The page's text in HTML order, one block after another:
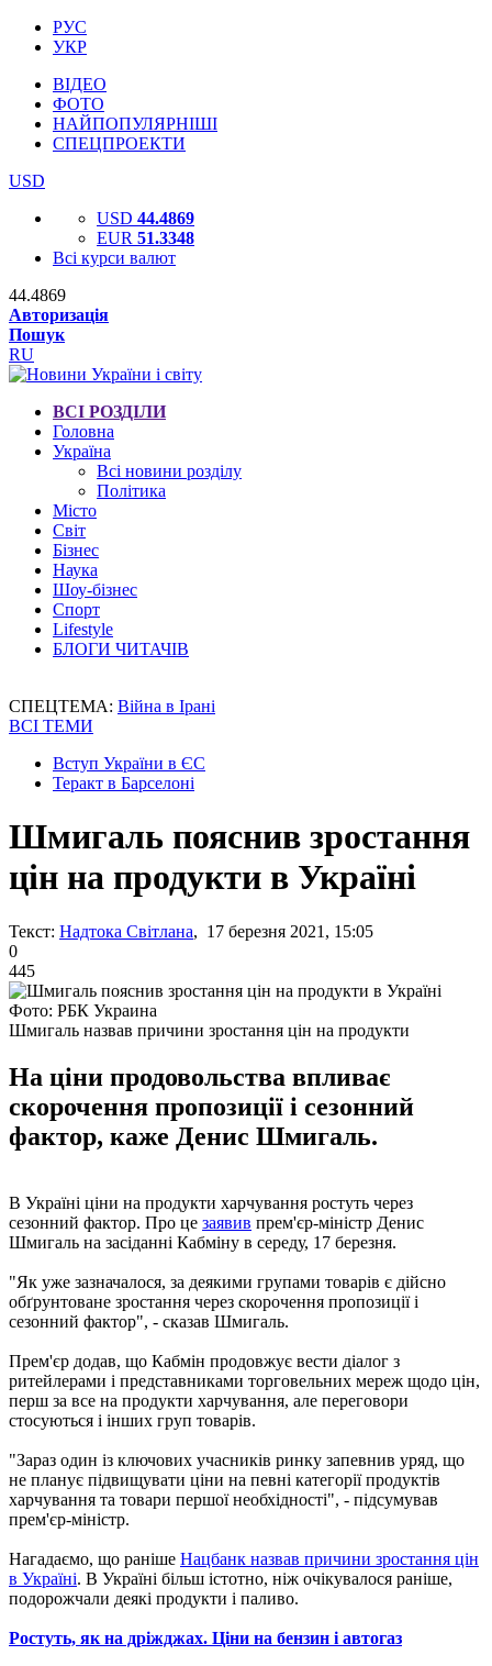
РУС
УКР
ВІДЕО
ФОТО
НАЙПОПУЛЯРНІШІ
СПЕЦПРОЕКТИ
USD
USD 44.4869
EUR 51.3348
Всі курси валют
44.4869
Авторизація
Пошук
RU
ВСІ РОЗДІЛИ
Головна
Україна
Всі новини розділу
Політика
Місто
Світ
Бізнес
Наука
Шоу-бізнес
Спорт
Lifestyle
БЛОГИ ЧИТАЧІВ
СПЕЦТЕМА: Війна в Ірані
ВСІ ТЕМИ
Вступ України в ЄС
Теракт в Барселоні
Шмигаль пояснив зростання
цін на продукти в Україні
Текст: Надтока Світлана, 17 березня 2021, 15:05
0
445
Фото: РБК Украина
Шмигаль назвав причини зростання цін на продукти
На ціни продовольства впливає
скорочення пропозиції і сезонний
фактор, каже Денис Шмигаль.
В Україні ціни на продукти харчування ростуть через
сезонний фактор. Про це заявив прем'єр-міністр Денис
Шмигаль на засіданні Кабміну в середу, 17 березня.
"Як уже зазначалося, за деякими групами товарів є дійсно
обґрунтоване зростання через скорочення пропозиції і
сезонний фактор", - сказав Шмигаль.
Прем'єр додав, що Кабмін продовжує вести діалог з
ритейлерами і представниками торговельних мереж щодо цін,
перш за все на продукти харчування, але переговори
стосуються і інших груп товарів.
"Зараз один із ключових учасників ринку запевнив уряд, що
не планує підвищувати ціни на певні категорії продуктів
харчування та товари першої необхідності", - підсумував
прем'єр-міністр.
Нагадаємо, що раніше Нацбанк назвав причини зростання цін
в Україні. В Україні більш істотно, ніж очікувалося раніше,
подорожчали деякі продукти і паливо.
Ростуть, як на дріжджах. Ціни на бензин і автогаз